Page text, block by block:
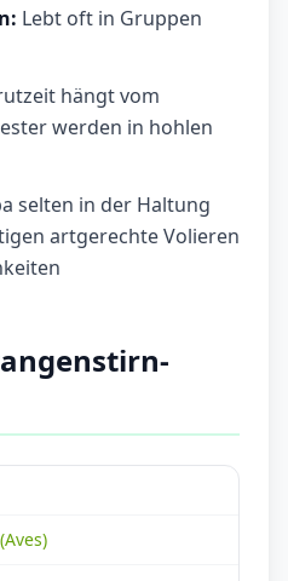
Lebt oft in Gruppen
hängt vom
werden in hohlen
selten in der Haltung
artgerechte Volieren